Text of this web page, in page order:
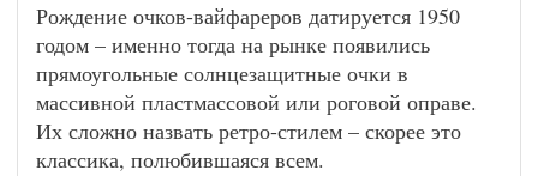
Рождение очков-вайфареров датируется 1950
годом – именно тогда на рынке появились
прямоугольные солнцезащитные очки в
массивной пластмассовой или роговой оправе.
Их сложно назвать ретро-стилем – скорее это
классика, полюбившаяся всем.